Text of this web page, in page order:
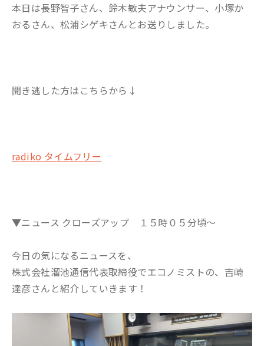
本日は長野智子さん、鈴木敏夫アナウンサー、小塚か
おるさん、松浦シゲキさんとお送りしました。
聞き逃した方はこちらから↓
radiko タイムフリー
▼ニュース クローズアップ １５時０５分頃～
今日の気になるニュースを、
株式会社溜池通信代表取締役でエコノミストの、吉崎
達彦さんと紹介していきます！